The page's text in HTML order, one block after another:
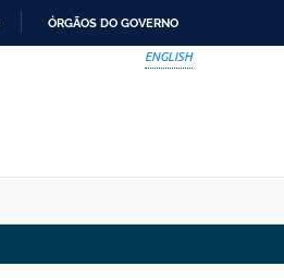
ÓRGÃOS DO GOVERNO
ENGLISH